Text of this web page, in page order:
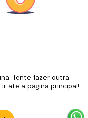
Tente fazer outra
até a página principal!